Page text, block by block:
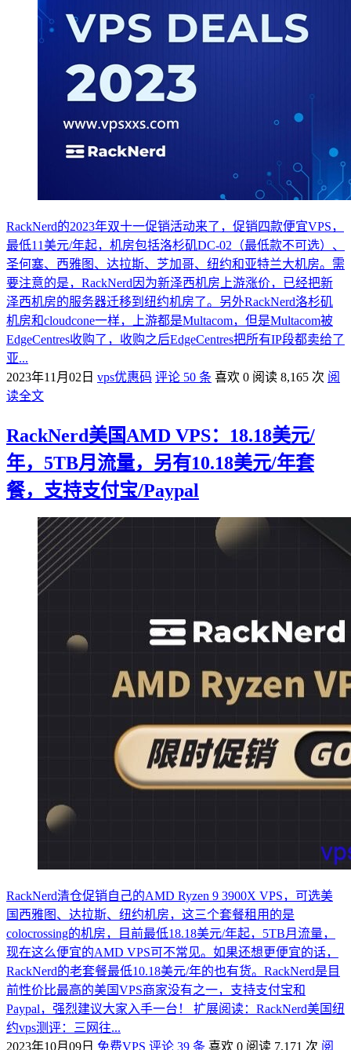
RackNerd的2023年双十一促销活动来了，促销四款便宜VPS，
最低11美元/年起，机房包括洛杉矶DC-02（最低款不可选）、
圣何塞、西雅图、达拉斯、芝加哥、纽约和亚特兰大机房。需
要注意的是，RackNerd因为新泽西机房上游涨价，已经把新
泽西机房的服务器迁移到纽约机房了。另外RackNerd洛杉矶
机房和cloudcone一样，上游都是Multacom，但是Multacom被
EdgeCentres收购了，收购之后EdgeCentres把所有IP段都卖给了
亚...
2023年11月02日 vps优惠码 评论 50 条 喜欢 0 阅读 8,165 次 阅
读全文
RackNerd美国AMD VPS：18.18美元/
年，5TB月流量，另有10.18美元/年套
餐，支持支付宝/Paypal
RackNerd清仓促销自己的AMD Ryzen 9 3900X VPS，可选美
国西雅图、达拉斯、纽约机房，这三个套餐租用的是
colocrossing的机房，目前最低18.18美元/年起，5TB月流量，
现在这么便宜的AMD VPS可不常见。如果还想更便宜的话，
RackNerd的老套餐最低10.18美元/年的也有货。RackNerd是目
前性价比最高的美国VPS商家没有之一，支持支付宝和
Paypal，强烈建议大家入手一台！ 扩展阅读：RackNerd美国纽
约vps测评：三网往...
2023年10月09日 免费VPS 评论 39 条 喜欢 0 阅读 7,171 次 阅